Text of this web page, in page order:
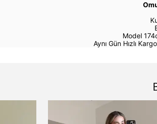
Model
Aynı Gün Hızlı